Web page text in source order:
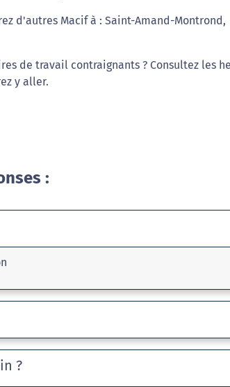
d'autres Macif à : Saint-Amand-Montrond,
de travail contraignants ? Consultez les
y aller.
:
?